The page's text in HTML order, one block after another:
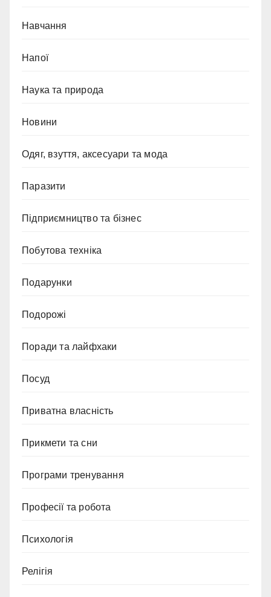
Навчання
Напої
Наука та природа
Новини
Одяг, взуття, аксесуари та мода
Паразити
Підприємництво та бізнес
Побутова техніка
Подарунки
Подорожі
Поради та лайфхаки
Посуд
Приватна власність
Прикмети та сни
Програми тренування
Професії та робота
Психологія
Релігія